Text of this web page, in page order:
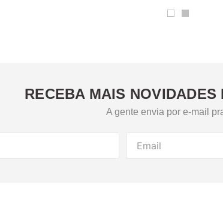
RECEBA MAIS NOVIDADES
A gente envia por e-mail